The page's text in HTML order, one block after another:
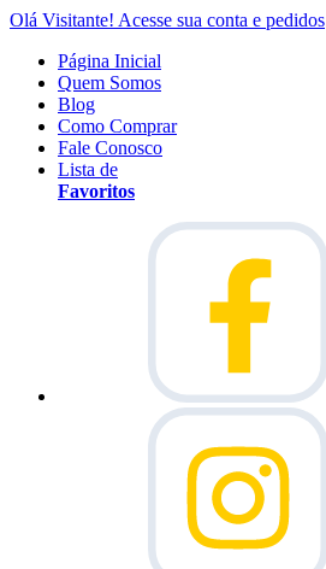
Olá Visitante! Acesse sua conta e pedidos
Página Inicial
Quem Somos
Blog
Como Comprar
Fale Conosco
Lista de
Favoritos